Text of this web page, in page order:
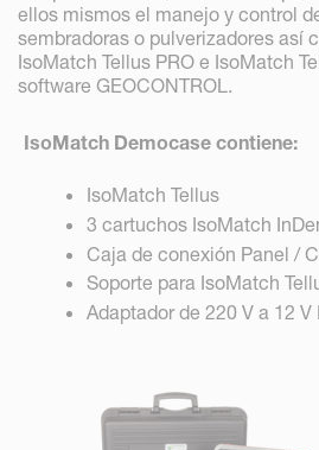
ellos mismos el manejo y control
sembradoras o pulverizadores así
IsoMatch Tellus PRO e IsoMatch
software GEOCONTROL.
IsoMatch Democase contiene:
IsoMatch Tellus
3 cartuchos IsoMatch
Caja de conexión Panel /
Soporte para IsoMatch
Adaptador de 220 V a 12